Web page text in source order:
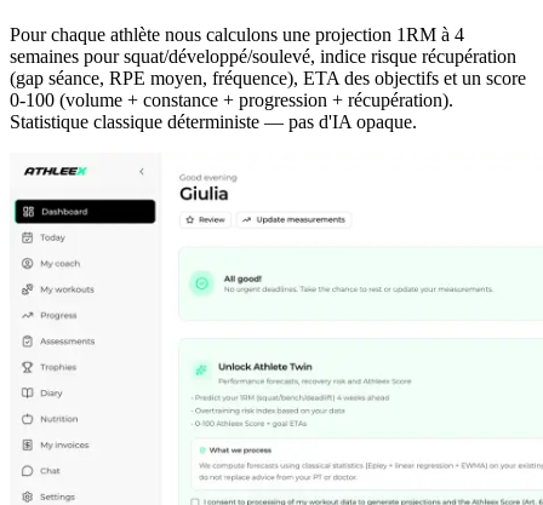
Pour chaque athlète nous calculons une projection 1RM à 4
semaines pour squat/développé/soulevé, indice risque récupération
(gap séance, RPE moyen, fréquence), ETA des objectifs et un score
0-100 (volume + constance + progression + récupération).
Statistique classique déterministe — pas d'IA opaque.